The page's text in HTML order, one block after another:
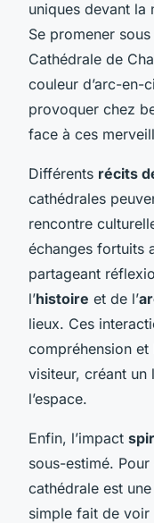
uniques devant la
Se promener
Cathédrale de
couleur d’arc-en-
provoquer chez
face à ces
Différents récits
cathédrales
rencontre
échanges fortuits
partageant
l’histoire et de l’
lieux. Ces
compréhension et
visiteur, créant un
l’espace.
Enfin, l’impact
sous-estimé.
cathédrale est
simple fait de voir